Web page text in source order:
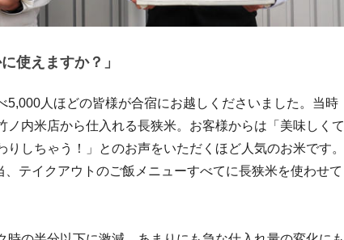
使えますか？」
5,000人ほどの皆様が合宿にお越しくださいました。当時
ノ内米店から仕入れる長狭米。お客様からは「美味しくて
しちゃう！」とのお声をいただくほど人気のお米です。
テイクアウトのご飯メニューすべてに長狭米を使わせて